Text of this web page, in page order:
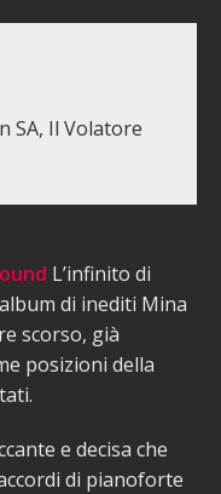
SA, Il Volatore
L’infinito di
di inediti Mina
scorso, già
posizioni della
e decisa che
di pianoforte